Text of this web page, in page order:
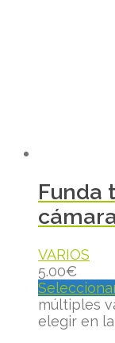
Funda
VARIOS
5.00€
múltiples
elegir en